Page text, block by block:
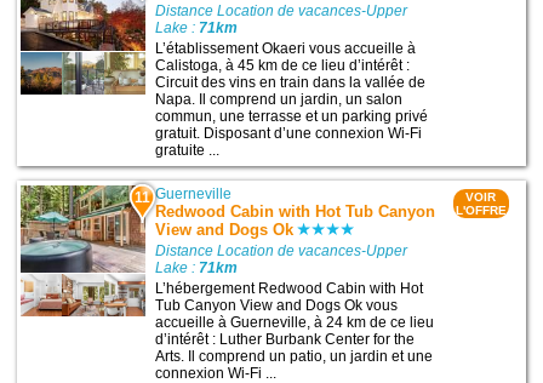
Distance Location de vacances-Upper
Lake : 71km
L’établissement Okaeri vous accueille à
Calistoga, à 45 km de ce lieu d’intérêt :
Circuit des vins en train dans la vallée de
Napa. Il comprend un jardin, un salon
commun, une terrasse et un parking privé
gratuit. Disposant d’une connexion Wi-Fi
gratuite ...
11 Guerneville
Redwood Cabin with Hot Tub Canyon
View and Dogs Ok
Distance Location de vacances-Upper
Lake : 71km
L’hébergement Redwood Cabin with Hot
Tub Canyon View and Dogs Ok vous
accueille à Guerneville, à 24 km de ce lieu
d’intérêt : Luther Burbank Center for the
Arts. Il comprend un patio, un jardin et une
connexion Wi-Fi ...
VOIR
L'OFFRE